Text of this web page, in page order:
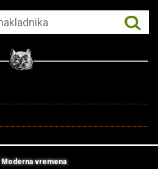
Moderna vremena